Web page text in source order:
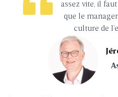
assez vite, il
que le
culture de